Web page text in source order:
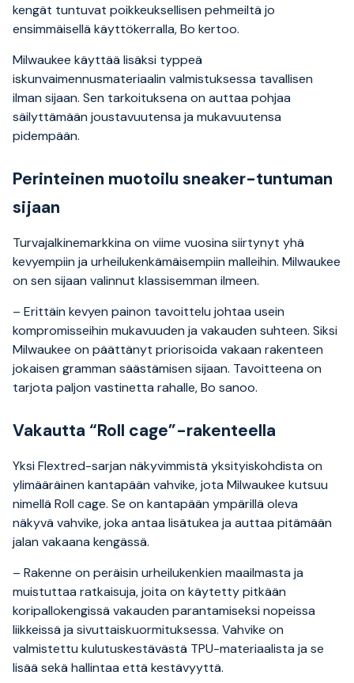
kengät tuntuvat poikkeuksellisen pehmeiltä jo
ensimmäisellä käyttökerralla, Bo kertoo.
Milwaukee käyttää lisäksi typpeä
iskunvaimennusmateriaalin valmistuksessa tavallisen
ilman sijaan. Sen tarkoituksena on auttaa pohjaa
säilyttämään joustavuutensa ja mukavuutensa
pidempään.
Perinteinen muotoilu sneaker-tuntuman
sijaan
Turvajalkinemarkkina on viime vuosina siirtynyt yhä
kevyempiin ja urheilukenkämäisempiin malleihin. Milwaukee
on sen sijaan valinnut klassisemman ilmeen.
– Erittäin kevyen painon tavoittelu johtaa usein
kompromisseihin mukavuuden ja vakauden suhteen. Siksi
Milwaukee on päättänyt priorisoida vakaan rakenteen
jokaisen gramman säästämisen sijaan. Tavoitteena on
tarjota paljon vastinetta rahalle, Bo sanoo.
Vakautta “Roll cage”-rakenteella
Yksi Flextred-sarjan näkyvimmistä yksityiskohdista on
ylimääräinen kantapään vahvike, jota Milwaukee kutsuu
nimellä Roll cage. Se on kantapään ympärillä oleva
näkyvä vahvike, joka antaa lisätukea ja auttaa pitämään
jalan vakaana kengässä.
– Rakenne on peräisin urheilukenkien maailmasta ja
muistuttaa ratkaisuja, joita on käytetty pitkään
koripallokengissä vakauden parantamiseksi nopeissa
liikkeissä ja sivuttaiskuormituksessa. Vahvike on
valmistettu kulutuskestävästä TPU-materiaalista ja se
lisää sekä hallintaa että kestävyyttä.